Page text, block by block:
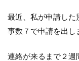
最近、私が申請し
事数７で申請を出し
連絡が来るまで２週